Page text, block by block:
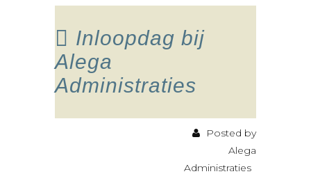
Inloopdag bij
Alega
Administraties
Posted by
Alega
Administraties